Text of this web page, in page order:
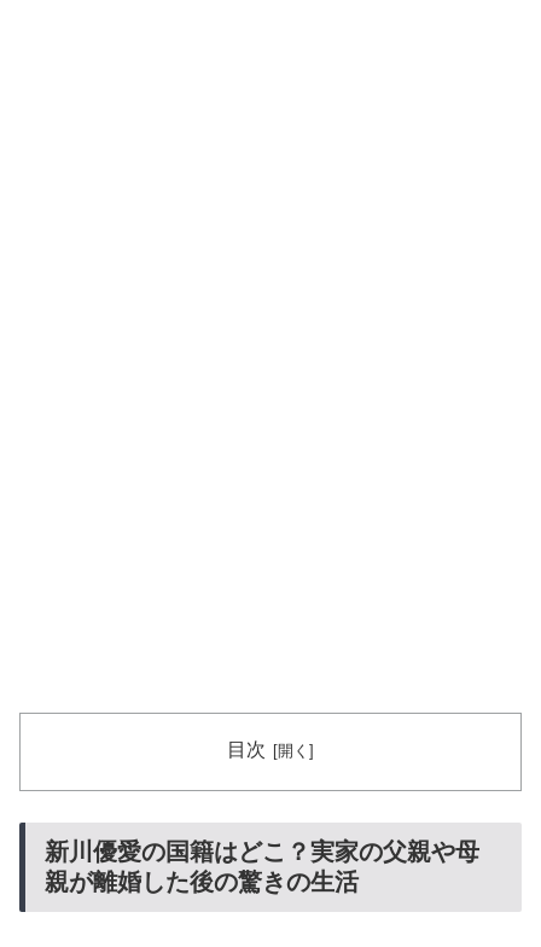
目次
新川優愛の国籍はどこ？実家の父親や母
親が離婚した後の驚きの生活